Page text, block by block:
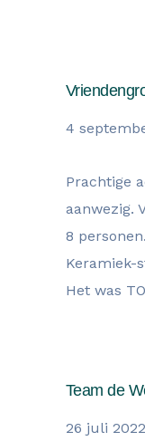
4
Prachtige
aanwezig.
8
Keramiek-
Het was
Team de
26 juli 2022